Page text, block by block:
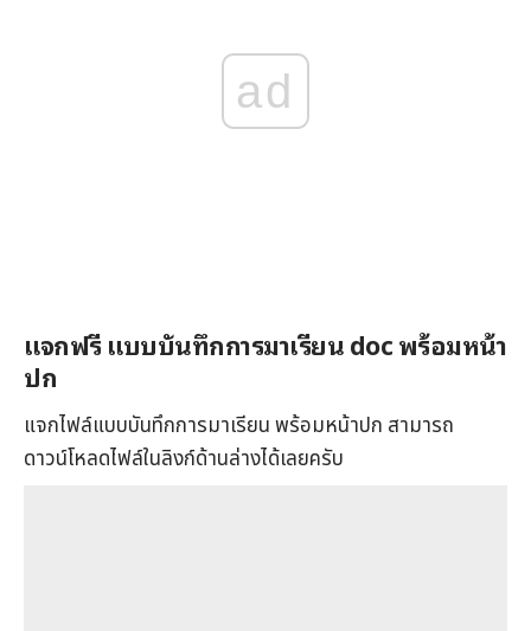
ad
แจกฟรี แบบบันทึกการมาเรียนdoc พร้อมหน้า
ปก
แจกไฟล์แบบบันทึกการมาเรียน พร้อมหน้าปก สามารถ
ดาวน์โหลดไฟล์ในลิงก์ด้านล่างได้เลยครับ